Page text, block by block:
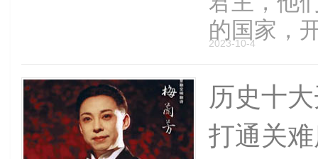
的国家，
2023-10-4
历史十
打通关